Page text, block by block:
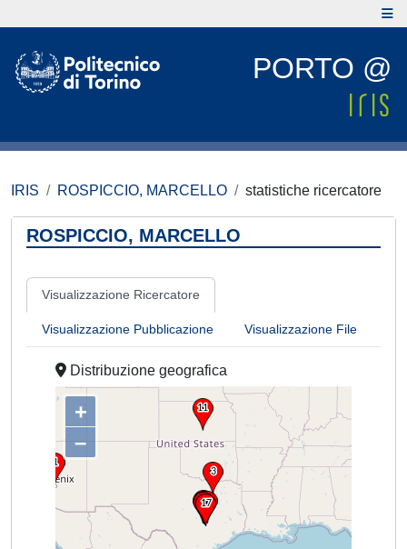
PORTO @
IRIS ROSPICCIO, MARCELLO statistiche ricercatore
ROSPICCIO, MARCELLO
Visualizzazione Ricercatore
Visualizzazione Pubblicazione Visualizzazione File
Distribuzione geografica
+
–